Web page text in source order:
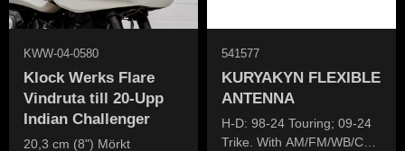
Klock Werks Flare
Vindruta till 20-Upp
Indian Challenger
20,3 cm (8") Mörkt
KWW-04-0580
KURYAKYN FLEXIBLE
ANTENNA
H-D: 98-24 Touring; 09-24
Trike. With AM/FM/WB/CB
541577